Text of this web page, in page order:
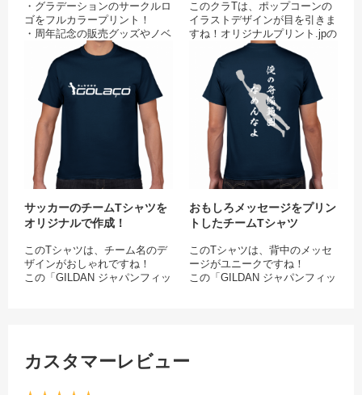
・グラデーションのサークルロ
ゴをフルカラープリント！
・周年記念の販売グッズやノベ
このクラTは、ポップコーンの
イラストデザインが目を引きま
すね！オリジナルプリント.jpの
デザインテンプレートをアレン
ジしてお作りいただきました。
この「GILDAN ジャパンフィッ
トTシャツ」は、オリジナルプ
リント.jp独自のプリントシステ
ムを導入し、従来品よりも圧倒
的にコストパフォーマンスに優
れたTシャツを実現しました。
商品品質・プリントクオリティ
を一切落とさず、いままでより
も格段にお手頃な価格で提供致
イラストデザインをプリントし
てオリジナルのクラスTシャツ
するクラTを作りたい人に、ぜ
ひおすすめです！
クラスTシャツなどチームオー
サッカーのチームTシャツを
オリジナルで作成！
このTシャツは、チーム名のデ
ザインがおしゃれですね！
この「GILDAN ジャパンフィッ
ツをオリジナルで作成したい
ンのクラスTシャツを作りたい
サッカーのチームTシャツをオリジ
おもしろメッセージをプリン
トしたチームTシャツ
このTシャツは、背中のメッセ
ージがユニークですね！
この「GILDAN ジャパンフィッ
カスタマーレビュー